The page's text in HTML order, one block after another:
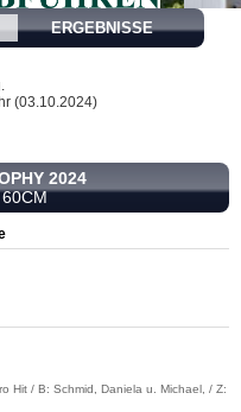
ERGEBNISSE
(03.10.2024)
2024
Hit / B: Schmid, Daniela u. Michael, / Z: